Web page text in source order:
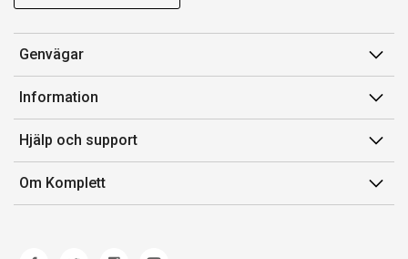
Genvägar
Konto
Orderhistorik
Presentkort
Komplett Club
Information
Försäljningsvillkor
Medlemsvillkor for Komplett Club
Lediga tjänster
Hjälp och support
Kontakta oss
Kundservice
Om Komplett